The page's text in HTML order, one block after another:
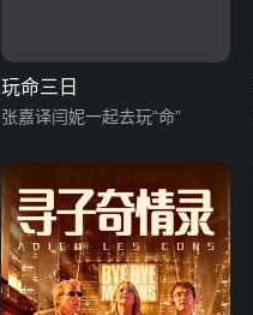
玩命三日
张嘉译闫妮一起去玩“命”